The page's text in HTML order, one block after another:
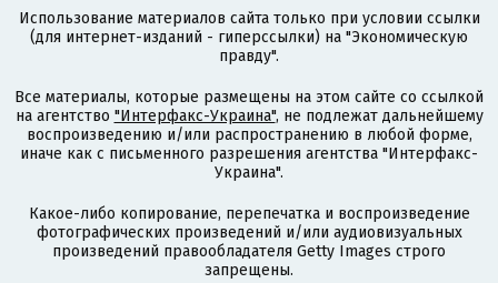
Использование материалов сайта только при условии ссылки
(для интернет-изданий - гиперссылки) на "Экономическую
правду".
Все материалы, которые размещены на этом сайте со ссылкой
на агентство "Интерфакс-Украина", не подлежат дальнейшему
воспроизведению и/или распространению в любой форме,
иначе как с письменного разрешения агентства "Интерфакс-
Украина".
Какое-либо копирование, перепечатка и воспроизведение
фотографических произведений и/или аудиовизуальных
произведений правообладателя Getty Images строго
запрещены.